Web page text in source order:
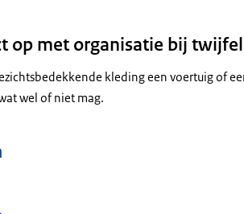
af doen of het gebouw
op met organisatie bij twijfel
kleding een voertuig of
wel of niet mag.